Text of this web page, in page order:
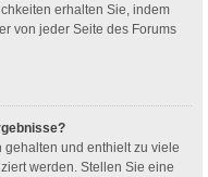
erhalten Sie, indem
von jeder Seite des Forums
und enthielt zu viele
werden. Stellen Sie eine